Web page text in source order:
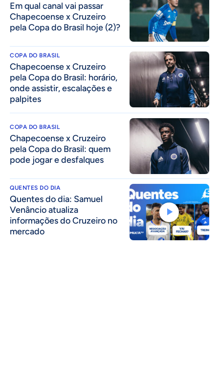
Em qual canal vai passar
Chapecoense x Cruzeiro
pela Copa do Brasil hoje (2)?
COPA DO BRASIL
Chapecoense x Cruzeiro
pela Copa do Brasil: horário,
onde assistir, escalações e
palpites
COPA DO BRASIL
Chapecoense x Cruzeiro
pela Copa do Brasil: quem
pode jogar e desfalques
QUENTES DO DIA
Quentes do dia: Samuel
Venâncio atualiza
informações do Cruzeiro no
mercado